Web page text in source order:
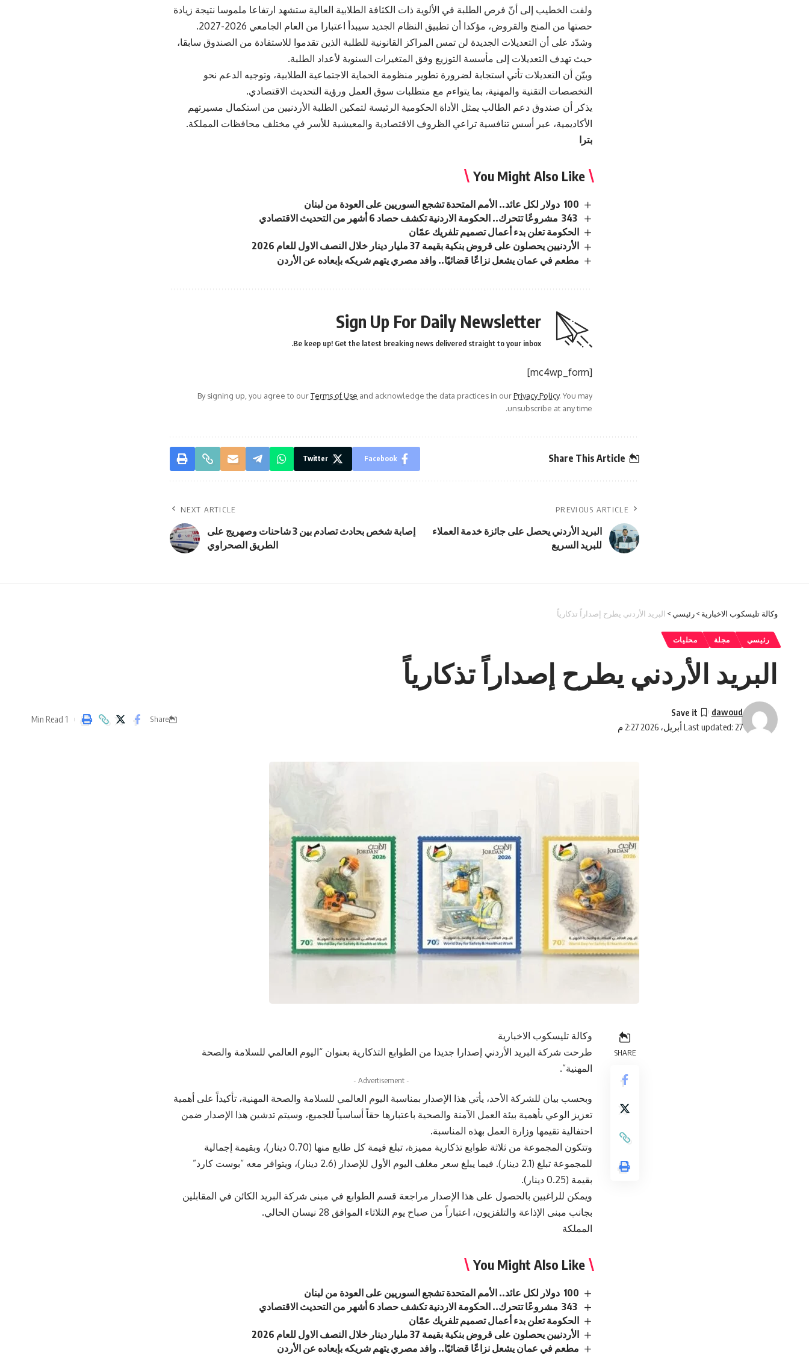
ولفت الخطيب إلى أنّ فرص الطلبة في الألوية ذات الكثافة الطلابية العالية ستشهد ارتفاعا ملموسا نتيجة زيادة
حصتها من المنح والقروض، مؤكدا أن تطبيق النظام الجديد سيبدأ اعتبارا من العام الجامعي 2026-2027.
وشدّد على أن التعديلات الجديدة لن تمس المراكز القانونية للطلبة الذين تقدموا للاستفادة من الصندوق سابقا،
حيث تهدف التعديلات إلى مأسسة التوزيع وفق المتغيرات السنوية لأعداد الطلبة.
وبيّن أن التعديلات تأتي استجابة لضرورة تطوير منظومة الحماية الاجتماعية الطلابية، وتوجيه الدعم نحو
التخصصات التقنية والمهنية، بما يتواءم مع متطلبات سوق العمل ورؤية التحديث الاقتصادي.
يذكر أن صندوق دعم الطالب يمثل الأداة الحكومية الرئيسة لتمكين الطلبة الأردنيين من استكمال مسيرتهم
الأكاديمية، عبر أسس تنافسية تراعي الظروف الاقتصادية والمعيشية للأسر في مختلف محافظات المملكة.
بترا
You Might Also Like
100 دولار لكل عائد.. الأمم المتحدة تشجع السوريين على العودة من لبنان
343 مشروعًا تتحرك.. الحكومة الاردنية تكشف حصاد 6 أشهر من التحديث الاقتصادي
الحكومة تعلن بدء أعمال تصميم تلفريك عمّان
الأردنيين يحصلون على قروض بنكية بقيمة 37 مليار دينار خلال النصف الاول للعام 2026
مطعم في عمان يشعل نزاعًا قضائيًا.. وافد مصري يتهم شريكه بإبعاده عن الأردن
Sign Up For Daily Newsletter
Be keep up! Get the latest breaking news delivered straight to your inbox.
[mc4wp_form]
By signing up, you agree to ourTerms of Use and acknowledge the data practices in ourPrivacy Policy. You may
unsubscribe at any time.
Share This Article
Facebook
Twitter
PREVIOUS ARTICLE
البريد الأردني يحصل على جائزة خدمة العملاء
للبريد السريع
NEXT ARTICLE
إصابة شخص بحادث تصادم بين 3 شاحنات وصهريج على
الطريق الصحراوي
وكالة تليسكوب الاخبارية >رئيسي > البريد الأردني يطرح إصداراً تذكارياً
رئيسي مجلة محليات
البريد الأردني يطرح إصداراً تذكارياً
Last updated: 27 أبريل، 2026 2:27 م
dawoud
Share
1 Min Read
SHARE
وكالة تليسكوب الاخبارية
طرحت شركة البريد الأردني إصدارا جديدا من الطوابع التذكارية بعنوان “اليوم العالمي للسلامة والصحة
المهنية”.
- Advertisement -
وبحسب بيان للشركة الأحد، يأتي هذا الإصدار بمناسبة اليوم العالمي للسلامة والصحة المهنية، تأكيداً على أهمية
تعزيز الوعي بأهمية بيئة العمل الآمنة والصحية باعتبارها حقاً أساسياً للجميع، وسيتم تدشين هذا الإصدار ضمن
احتفالية تقيمها وزارة العمل بهذه المناسبة.
وتتكون المجموعة من ثلاثة طوابع تذكارية مميزة، تبلغ قيمة كل طابع منها (0.70 دينار)، وبقيمة إجمالية
للمجموعة تبلغ (2.1 دينار). فيما يبلغ سعر مغلف اليوم الأول للإصدار (2.6 دينار)، ويتوافر معه “بوست كارد”
بقيمة (0.25 دينار).
ويمكن للراغبين بالحصول على هذا الإصدار مراجعة قسم الطوابع في مبنى شركة البريد الكائن في المقابلين
بجانب مبنى الإذاعة والتلفزيون، اعتباراً من صباح يوم الثلاثاء الموافق 28 نيسان الحالي.
المملكة
You Might Also Like
100 دولار لكل عائد.. الأمم المتحدة تشجع السوريين على العودة من لبنان
343 مشروعًا تتحرك.. الحكومة الاردنية تكشف حصاد 6 أشهر من التحديث الاقتصادي
الحكومة تعلن بدء أعمال تصميم تلفريك عمّان
الأردنيين يحصلون على قروض بنكية بقيمة 37 مليار دينار خلال النصف الاول للعام 2026
مطعم في عمان يشعل نزاعًا قضائيًا.. وافد مصري يتهم شريكه بإبعاده عن الأردن